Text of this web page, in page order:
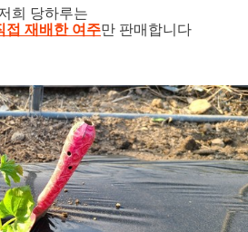
희 당하루는
접 재배한 여주만 판매합니다